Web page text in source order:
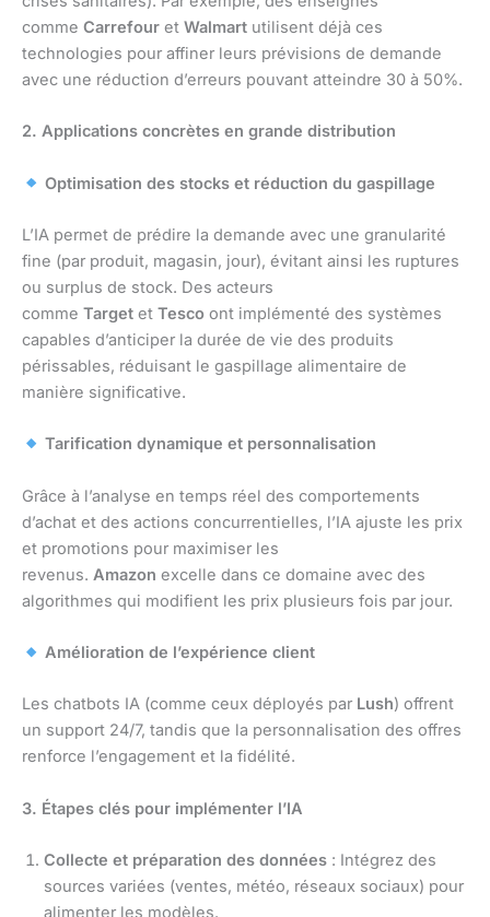
comme Carrefour et Walmart utilisent déjà ces
technologies pour affiner leurs prévisions de demande
avec une réduction d’erreurs pouvant atteindre 30 à 50%.
2. Applications concrètes en grande distribution
Optimisation des stocks et réduction du gaspillage
L’IA permet de prédire la demande avec une granularité
fine (par produit, magasin, jour), évitant ainsi les ruptures
ou surplus de stock. Des acteurs
comme Target et Tesco ont implémenté des systèmes
capables d’anticiper la durée de vie des produits
périssables, réduisant le gaspillage alimentaire de
manière significative.
Tarification dynamique et personnalisation
Grâce à l’analyse en temps réel des comportements
d’achat et des actions concurrentielles, l’IA ajuste les prix
et promotions pour maximiser les
revenus. Amazon excelle dans ce domaine avec des
algorithmes qui modifient les prix plusieurs fois par jour.
Amélioration de l’expérience client
Les chatbots IA (comme ceux déployés par Lush) offrent
un support 24/7, tandis que la personnalisation des offres
renforce l’engagement et la fidélité.
3. Étapes clés pour implémenter l’IA
Collecte et préparation des données : Intégrez des
sources variées (ventes, météo, réseaux sociaux) pour
alimenter les modèles.